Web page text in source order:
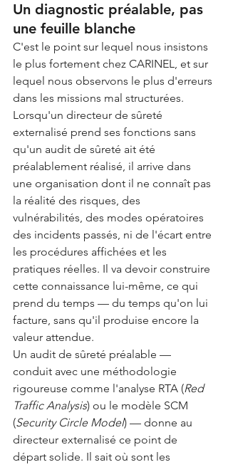
Un diagnostic préalable, pas
une feuille blanche
C'est le point sur lequel nous insistons
le plus fortement chez CARINEL, et sur
lequel nous observons le plus d'erreurs
dans les missions mal structurées.
Lorsqu'un directeur de sûreté
externalisé prend ses fonctions sans
qu'un audit de sûreté ait été
préalablement réalisé, il arrive dans
une organisation dont il ne connaît pas
la réalité des risques, des
vulnérabilités, des modes opératoires
des incidents passés, ni de l'écart entre
les procédures affichées et les
pratiques réelles. Il va devoir construire
cette connaissance lui-même, ce qui
prend du temps — du temps qu'on lui
facture, sans qu'il produise encore la
valeur attendue.
Un audit de sûreté préalable —
conduit avec une méthodologie
rigoureuse comme l'analyse RTA (Red
Traffic Analysis) ou le modèle SCM
(Security Circle Model) — donne au
directeur externalisé ce point de
départ solide. Il sait où sont les